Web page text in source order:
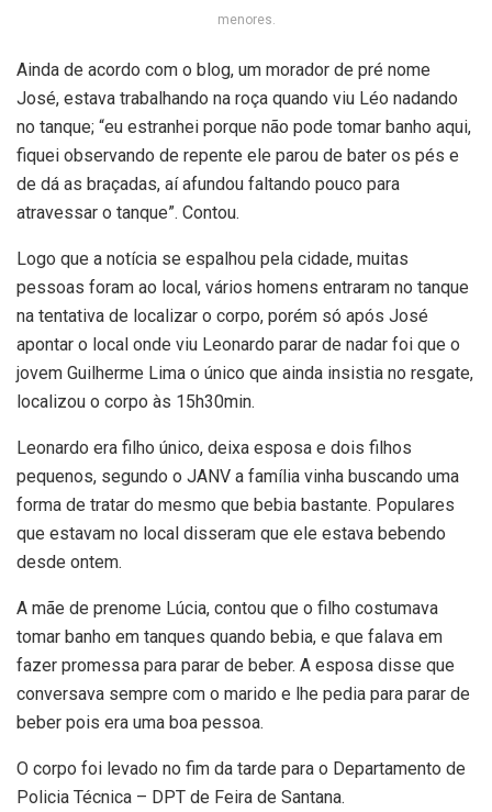
menores.
Ainda de acordo com o blog, um morador de pré nome
José, estava trabalhando na roça quando viu Léo nadando
no tanque; “eu estranhei porque não pode tomar banho aqui,
fiquei observando de repente ele parou de bater os pés e
de dá as braçadas, aí afundou faltando pouco para
atravessar o tanque”. Contou.
Logo que a notícia se espalhou pela cidade, muitas
pessoas foram ao local, vários homens entraram no tanque
na tentativa de localizar o corpo, porém só após José
apontar o local onde viu Leonardo parar de nadar foi que o
jovem Guilherme Lima o único que ainda insistia no resgate,
localizou o corpo às 15h30min.
Leonardo era filho único, deixa esposa e dois filhos
pequenos, segundo o JANV a família vinha buscando uma
forma de tratar do mesmo que bebia bastante. Populares
que estavam no local disseram que ele estava bebendo
desde ontem.
A mãe de prenome Lúcia, contou que o filho costumava
tomar banho em tanques quando bebia, e que falava em
fazer promessa para parar de beber. A esposa disse que
conversava sempre com o marido e lhe pedia para parar de
beber pois era uma boa pessoa.
O corpo foi levado no fim da tarde para o Departamento de
Policia Técnica – DPT de Feira de Santana.